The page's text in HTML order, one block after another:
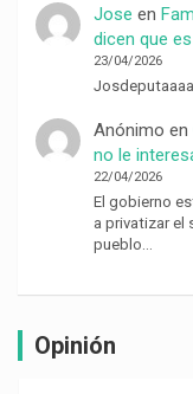
Jose en
dicen que
23/04/2026
Josdeputaaaa
Anónimo en
no le
22/04/2026
El gobierno
a privatizar el
pueblo…
Opinión